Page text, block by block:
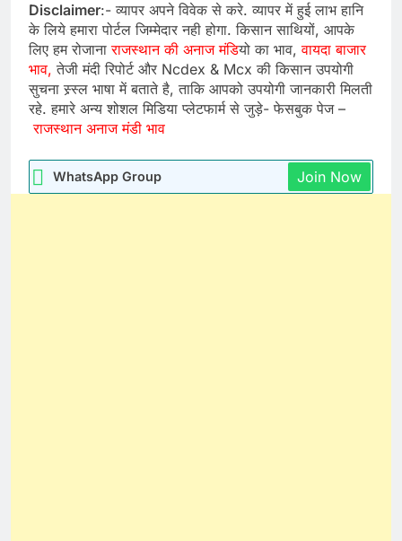
Disclaimer:- व्यापर अपने विवेक से करे. व्यापर में हुई लाभ हानि
के लिये हमारा पोर्टल जिम्मेदार नही होगा. किसान साथियों, आपके
लिए हम रोजानाराजस्थान की अनाज मंडियो का भाव, वायदा बाजार
भाव, तेजी मंदी रिपोर्ट और Ncdex & Mcx की किसान उपयोगी
सुचना स्र्स्ल भाषा में बताते है, ताकि आपको उपयोगी जानकारी मिलती
रहे. हमारे अन्य शोशल मिडिया प्लेटफार्म से जुड़े- फेसबुक पेज –
राजस्थान अनाज मंडी भाव
WhatsApp Group Join Now